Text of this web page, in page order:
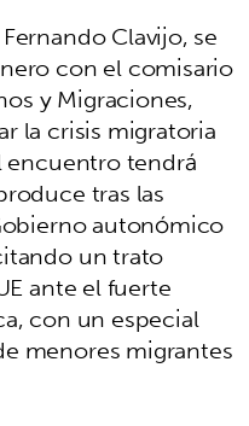
Clavijo, se
con el comisario
y Migraciones,
la crisis migratoria
encuentro tendrá
tras las
autonómico
un trato
ante el fuerte
con un especial
menores migrantes